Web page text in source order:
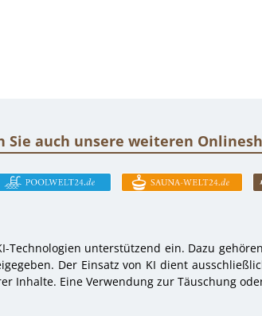
Sie auch unsere weiteren
unterstützend ein. Dazu
Der Einsatz von KI dient
Inhalte. Eine Verwendung zur Täuschung